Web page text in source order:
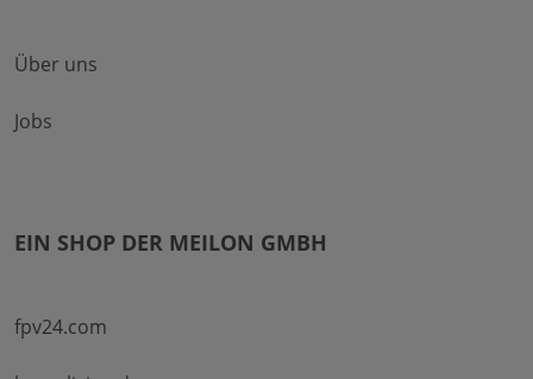
Über uns
Jobs
EIN SHOP DER MEILON GMBH
fpv24.com